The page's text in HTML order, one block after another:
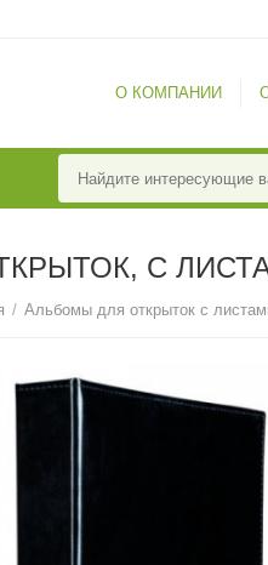
О КОМПАНИИ
С
/ Альбомы для открыток с